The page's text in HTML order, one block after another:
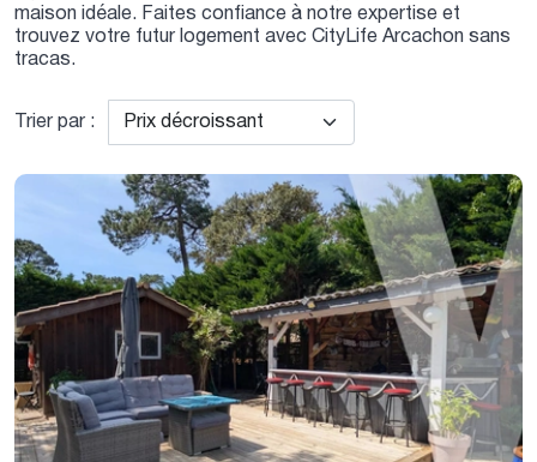
maison idéale. Faites confiance à notre expertise et
trouvez votre futur logement avec CityLife Arcachon sans
tracas.
Trier par :